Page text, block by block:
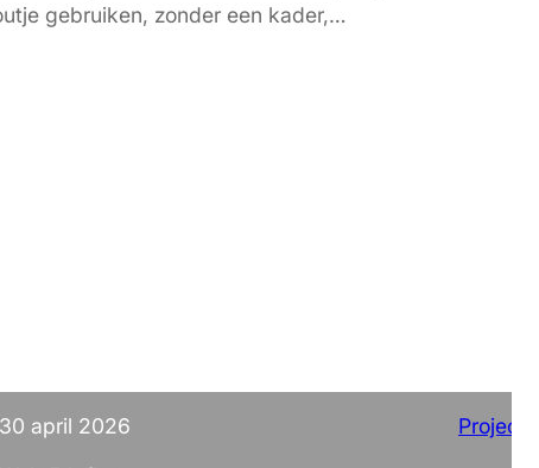
gebruiken, zonder een kader,…
30 april 2026
Projecten